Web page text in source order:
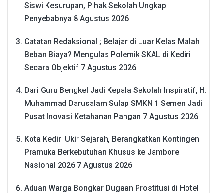
Siswi Kesurupan, Pihak Sekolah Ungkap
Penyebabnya 8 Agustus 2026
Catatan Redaksional ; Belajar di Luar Kelas Malah
Beban Biaya? Mengulas Polemik SKAL di Kediri
Secara Objektif 7 Agustus 2026
Dari Guru Bengkel Jadi Kepala Sekolah Inspiratif, H.
Muhammad Darusalam Sulap SMKN 1 Semen Jadi
Pusat Inovasi Ketahanan Pangan 7 Agustus 2026
Kota Kediri Ukir Sejarah, Berangkatkan Kontingen
Pramuka Berkebutuhan Khusus ke Jambore
Nasional 2026 7 Agustus 2026
Aduan Warga Bongkar Dugaan Prostitusi di Hotel